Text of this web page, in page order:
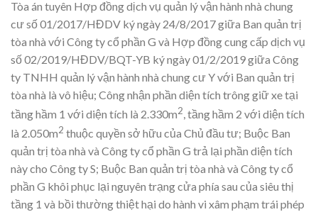
Tòa án tuyên Hợp đồng dịch vụ quản lý vận hành nhà chung
cư số 01/2017/HĐDV ký ngày 24/8/2017 giữa Ban quản trị
tòa nhà với Công ty cổ phần G và Hợp đồng cung cấp dịch vụ
số 02/2019/HĐDV/BQT-YB ký ngày 01/2/2019 giữa Công
ty TNHH quản lý vận hành nhà chung cư Y với Ban quản trị
tòa nhà là vô hiệu; Công nhận phần diện tích trông giữ xe tại
tầng hầm 1 với diện tích là 2.330m2, tầng hầm 2 với diện tích
là 2.050m2 thuộc quyền sở hữu của Chủ đầu tư; Buộc Ban
quản trị tòa nhà và Công ty cổ phần G trả lại phần diện tích
này cho Công ty S; Buộc Ban quản trị tòa nhà và Công ty cổ
phần G khôi phục lại nguyên trạng cửa phía sau của siêu thị
tầng 1 và bồi thường thiệt hại do hành vi xâm phạm trái phép